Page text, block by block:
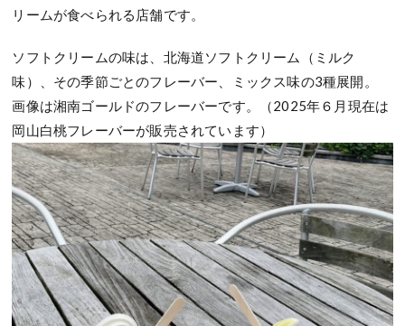
リームが食べられる店舗です。
ソフトクリームの味は、北海道ソフトクリーム（ミルク
味）、その季節ごとのフレーバー、ミックス味の3種展開。
画像は湘南ゴールドのフレーバーです。（2025年６月現在は
岡山白桃フレーバーが販売されています）